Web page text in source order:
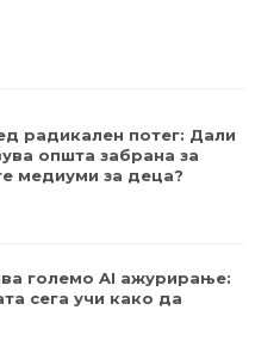
радикален потег: Дали
општа забрана за
медиуми за деца?
големо AI ажурирање:
сега учи како да